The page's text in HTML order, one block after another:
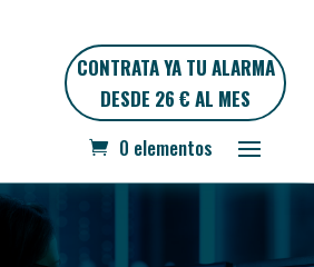
CONTRATA YA TU ALARMA
DESDE 26 € AL MES
0 elementos